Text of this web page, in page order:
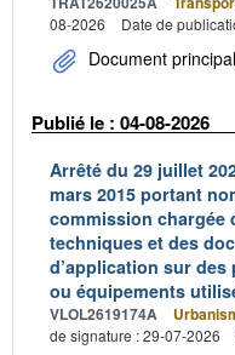
08-2026
Date de
Document principal
Publié le : 04-08-2026
Arrêté du 29 juillet
mars 2015 portant
commission chargée
techniques et des
d’application sur
ou équipements
VLOL2619174A
de signature : 29-07-2026